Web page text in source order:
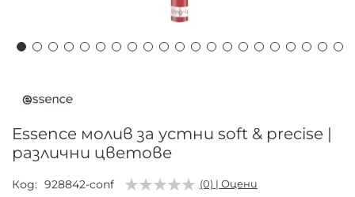
началото
галерия
със
снимки
Essence молив за устни soft & precise |
различни цветове
Код 928842-conf (0) | Оцени